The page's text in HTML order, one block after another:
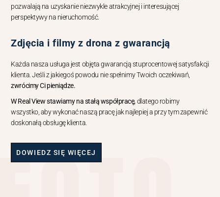
pozwalają na uzyskanie niezwykle atrakcyjnej i interesującej
perspektywy na nieruchomość.
Zdjęcia i filmy z drona z gwarancją
Każda nasza usługa jest objęta gwarancją stuprocentowej satysfakcji
klienta. Jeśli z jakiegoś powodu nie spełnimy Twoich oczekiwań,
zwrócimy Ci pieniądze.
W RealViewstawiamy na stałą współpracę,dlatego robimy
wszystko, aby wykonać naszą pracę jak najlepiej a przy tym zapewnić
doskonałą obsługę klienta.
DOWIEDZ SIĘ WIĘCEJ